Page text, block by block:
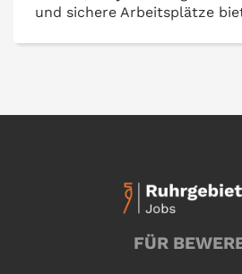
und sichere Arbeitsplätze
FÜR